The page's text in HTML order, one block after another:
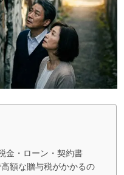
金・ローン・契約書
額な贈与税がかかるの